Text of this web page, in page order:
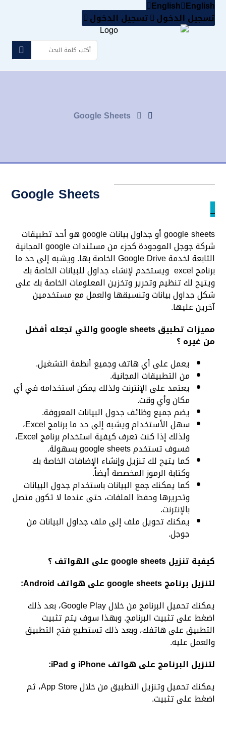
English English
تسجيل الدخول تسجيل الدخول
Google Sheets
Google Sheets
_
google sheets أو جداول بيانات google هو أحد تطبيقات
شركة جوجل الموجودة كجزء من مستندات google المجانية
التابعة لخدمة Google Drive الخاصة بها. ويشبه إلى حد ما
برنامج excel ويستخدم لإنشاء جداول للبيانات الخاصة بك
ويتيح لك تنظيم وتحرير وتخزين المعلومات الخاصة بك على
شكل جداول بيانات وتنسيقها والعمل مع مستخدمين
آخرين عليها.
مميزات تطبيق google sheets والتي تجعله أفضل
من غيره ؟
يعمل على أي هاتف وجميع أنظمة التشغيل.
من التطبيقات المجانية.
يعتمد على الإنترنت ولذلك يمكن استخدامه في أي
مكان وأي وقت.
يضم جميع وظائف جدول البيانات المعروفة.
سهل الأستخدام ويشبه إلى حد ما برنامج Excel،
ولذلك إذا كنت تعرف كيفية استخدام برنامج Excel،
فسوف تستخدم google sheets بسهولة.
كما يتيح لك تنزيل وإنشاء الإضافات الخاصة بك
وكتابة الرموز المخصصة أيضاً.
كما يمكنك جمع البيانات باستخدام جدول البيانات
وتحريرها وحفظ الملفات، حتى عندما لا تكون متصل
بالإنترنت.
يمكنك تحويل ملف إلى ملف جداول البيانات من
جوجل.
كيفية تنزيل google sheets على الهواتف
؟
لتنزيل برنامج google sheets على هواتف Android:
يمكنك تحميل البرنامج من خلالGoogle Play، بعد ذلك
اضغط على تثبيت البرنامج. وبهذا سوف يتم تثبيت
التطبيق على هاتفك، وبعد ذلك تستطيع فتح التطبيق
والعمل عليه.
لتنزيل البرنامج على هواتف iPhone و iPad:
يمكنك تحميل وتنزيل التطبيق من خلالApp Store، ثم
اضغط على تثبيت.